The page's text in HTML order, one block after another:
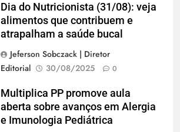
Dia do Nutricionista (31/08): veja
alimentos que contribuem e
atrapalham a saúde bucal
Jeferson Sobczack | Diretor
Editorial
30/08/2025 0
Multiplica PP promove aula
aberta sobre avanços em Alergia
e Imunologia Pediátrica